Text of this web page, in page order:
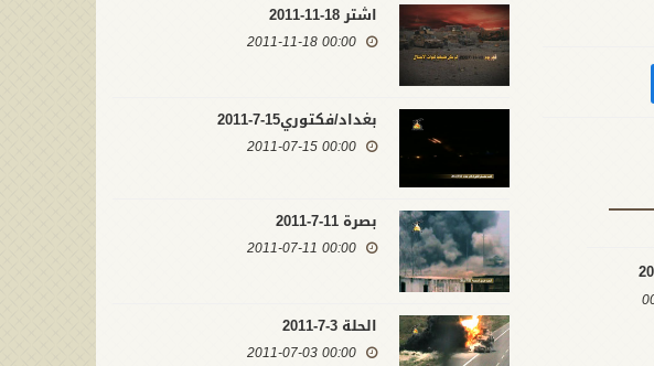
اشتر 18-11-2011
00:00 2011-11-18
بغداد/فكتوري15-7-2011
00:00 2011-07-15
بصرة 11-7-2011
00:00 2011-07-11
الحلة 3-7-2011
00:00 2011-07-03